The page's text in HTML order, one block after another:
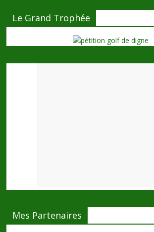
Le Grand Trophée
Mes Partenaires